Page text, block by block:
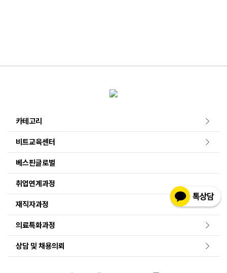
카테고리
비트교육센터
베스핀글로벌
취업연계과정
재직자과정
의료특화과정
상담 및 채용의뢰